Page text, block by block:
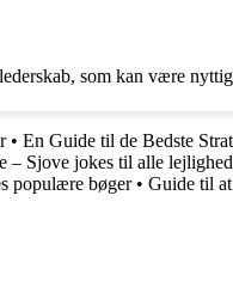
som kan være
• En Guide til de Bedste
– Sjove jokes til alle
populære bøger• Guide til